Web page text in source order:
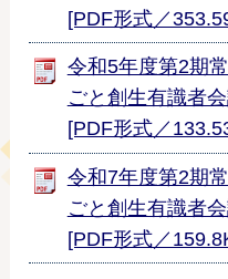
[PDF形式／
令和5年度第2期
ごと創生有識者
[PDF形式／
令和7年度第2期
ごと創生有識者
[PDF形式／